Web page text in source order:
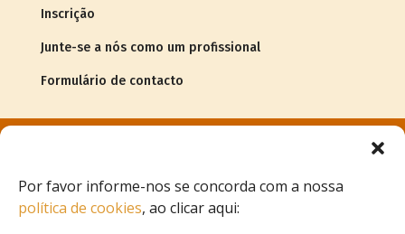
Por favor informe-nos se concorda com a nossa
política de cookies, ao clicar aqui:
Inscrição
Junte-se a nós como um profissional
Formulário de contacto
Informação legal
Projeto de